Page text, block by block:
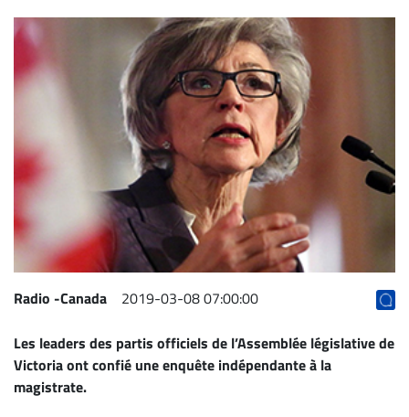
Bureaux
Conseillers
Juridiques
Campus
Archives
CARRIÈRE
ET
EMPLOIS
AVOCATS
JURISTES
Offres
d'emploi
Radio -Canada 2019-03-08 07:00:00
Les leaders des partis officiels de l’Assemblée législative de
Victoria ont confié une enquête indépendante à la
magistrate.